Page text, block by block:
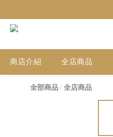
商店介紹 全店商品
全部商品/全店商品